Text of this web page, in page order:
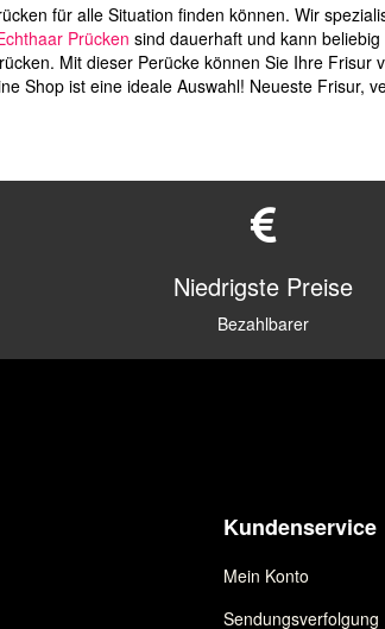
für alle Situation finden können. Wir
Prücken sind dauerhaft und kann
Mit dieser Perücke können Sie Ihre
Shop ist eine ideale Auswahl! Neueste Frisur,
Niedrigste Preise
Bezahlbarer
Kundenservice
Mein Konto
Sendungsverfolgung